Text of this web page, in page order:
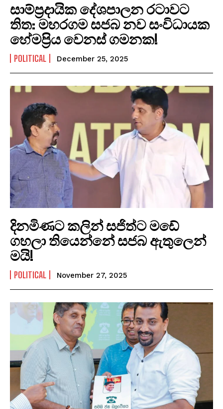
I WANT IN
I've read and accept thePrivacy Policy
සාම්ප්‍රදායික දේශපාලන රටාවට
තිත: මහරගම සජබ නව සංවිධායක
හේමප්‍රිය වෙනස් ගමනක!
POLITICAL December 25, 2025
දිනමිණට කලින් සජිත්ට මඩේ
ගහලා තියෙන්නේ සජබ ඇතුලෙන්
මයි!
POLITICAL November 27, 2025